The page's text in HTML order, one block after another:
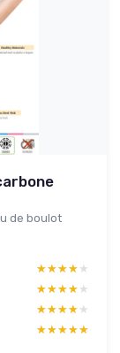
de boulot
★★★★★
★★★★★
★★★★★
★★★★★
★★★★★
★★★★★
★★★★★
★★★★★